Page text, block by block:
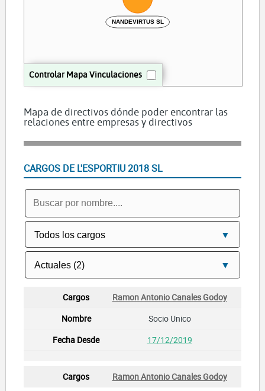
Controlar Mapa Vinculaciones
NANDEVIRTUS SL
Mapa de directivos dónde poder encontrar las
relaciones entre empresas y directivos
CARGOS DE L'ESPORTIU 2018 SL
Ramon Antonio Canales Godoy
Socio Unico
17/12/2019
Ramon Antonio Canales Godoy